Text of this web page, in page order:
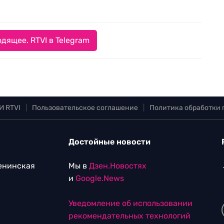
RTVI в Telegram
RTVI Пользовательское соглашение Политика
Достойные новости
Мы в Дзен.Новостях
и Google.News
Уведомление об использовании
рекомендательных технологий